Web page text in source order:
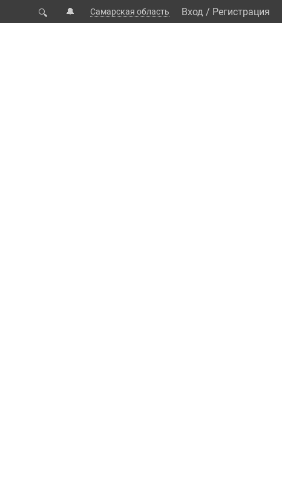
🔍 🔔 Самарская область Вход / Регистрация